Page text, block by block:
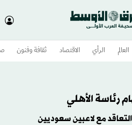
العالم الرأي الاقتصاد ثقافة وفنون
رئاسة الأهلي
مع لاعبين سعوديين